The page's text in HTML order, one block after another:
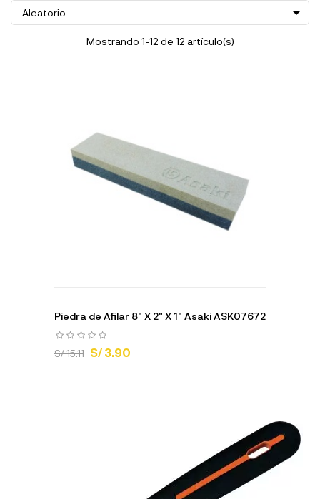
Aleatorio 
Mostrando 1-12 de 12 artículo(s)
Piedra de Afilar 8" X 2" X 1" Asaki ASK07672
S/ 15.11 S/ 3.90